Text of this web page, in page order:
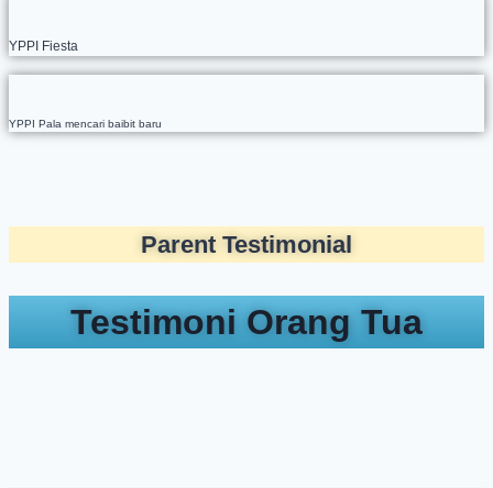
YPPI Fiesta
YPPI Pala mencari baibit baru
Parent Testimonial
Testimoni Orang Tua